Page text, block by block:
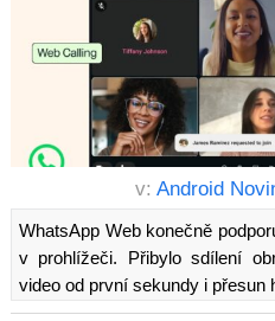
v: Android
WhatsApp Web konečně
v prohlížeči. Přibylo sdílení
video od první sekundy i přesun